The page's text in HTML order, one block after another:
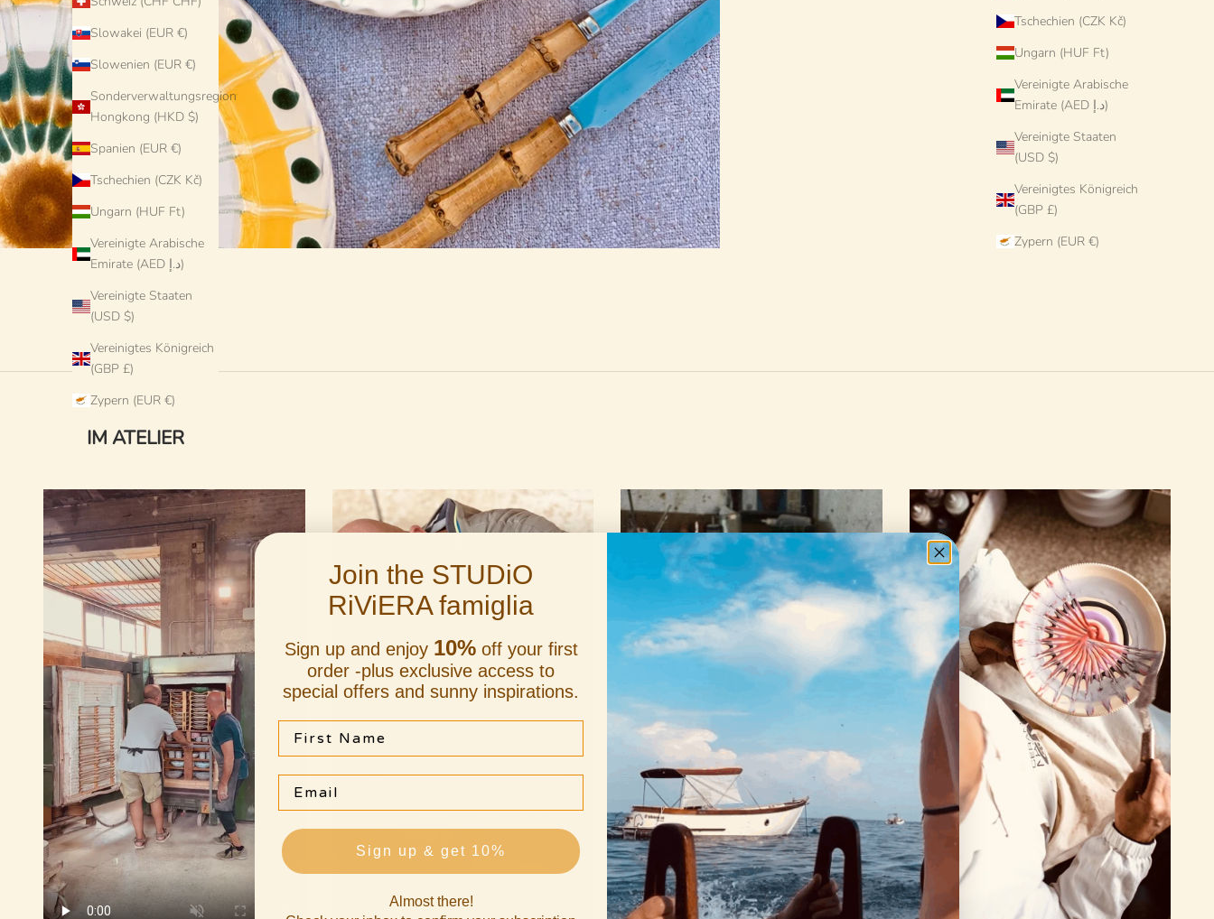
Tschechien (CZK Kč)
Ungarn (HUF Ft)
Vereinigte Arabische
Emirate (AED د.إ)
Vereinigte Staaten
(USD $)
Vereinigtes Königreich
(GBP £)
Zypern (EUR €)
Slowakei (EUR €)
Slowenien (EUR €)
Sonderverwaltungsregion
Hongkong (HKD $)
Spanien (EUR €)
Tschechien (CZK Kč)
Ungarn (HUF Ft)
Vereinigte Arabische
Emirate (AED د.إ)
Vereinigte Staaten
(USD $)
Vereinigtes Königreich
(GBP £)
Zypern (EUR €)
IM ATELIER
Join the STUDiO
RiViERA famiglia
Sign up and enjoy 10%off your first
order -plus exclusive access to
special offers and sunny inspirations.
First Name
Email
Sign up & get 10%
Almost there!